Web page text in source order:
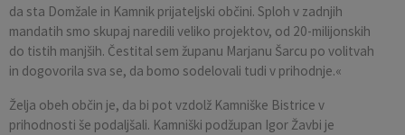
da sta Domžale in Kamnik prijateljski občini. Sploh v zadnjih
mandatih smo skupaj naredili veliko projektov, od 20-milijonskih
do tistih manjših. Čestital sem županu Marjanu Šarcu po volitvah
in dogovorila sva se, da bomo sodelovali tudi v prihodnje.«
Želja obeh občin je, da bi pot vzdolž Kamniške Bistrice v
prihodnosti še podaljšali. Kamniški podžupan Igor Žavbi je